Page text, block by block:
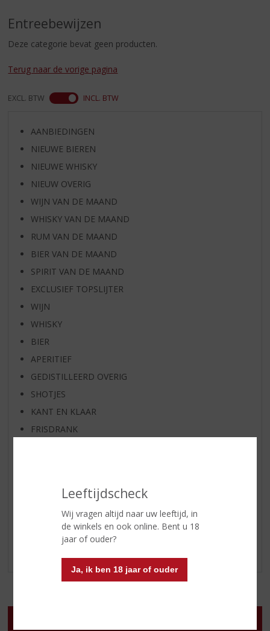
r
i
g
n
a
Leeftijdscheck
Wij vragen altijd naar uw leeftijd, in
de winkels en ook online. Bent u 18
jaar of ouder?
Ja, ik ben 18 jaar of ouder
Entreebewijzen
Deze categorie bevat geen producten.
Terug naar de vorige pagina
EXCL. BTW INCL. BTW
AANBIEDINGEN
NIEUWE BIEREN
NIEUWE WHISKY
NIEUW OVERIG
WIJN VAN DE MAAND
WHISKY VAN DE MAAND
RUM VAN DE MAAND
BIER VAN DE MAAND
SPIRIT VAN DE MAAND
EXCLUSIEF TOPSLIJTER
WIJN
WHISKY
BIER
APERITIEF
GEDISTILLEERD OVERIG
SHOTJES
KANT EN KLAAR
FRISDRANK
ALCOHOLVRIJE DRANKEN
VEGAN DRANKEN
ZEEUWSE PRODUCTEN